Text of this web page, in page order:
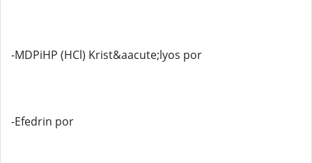
-MDPiHP (HCl) Krist&aacute;lyos por
-Efedrin por